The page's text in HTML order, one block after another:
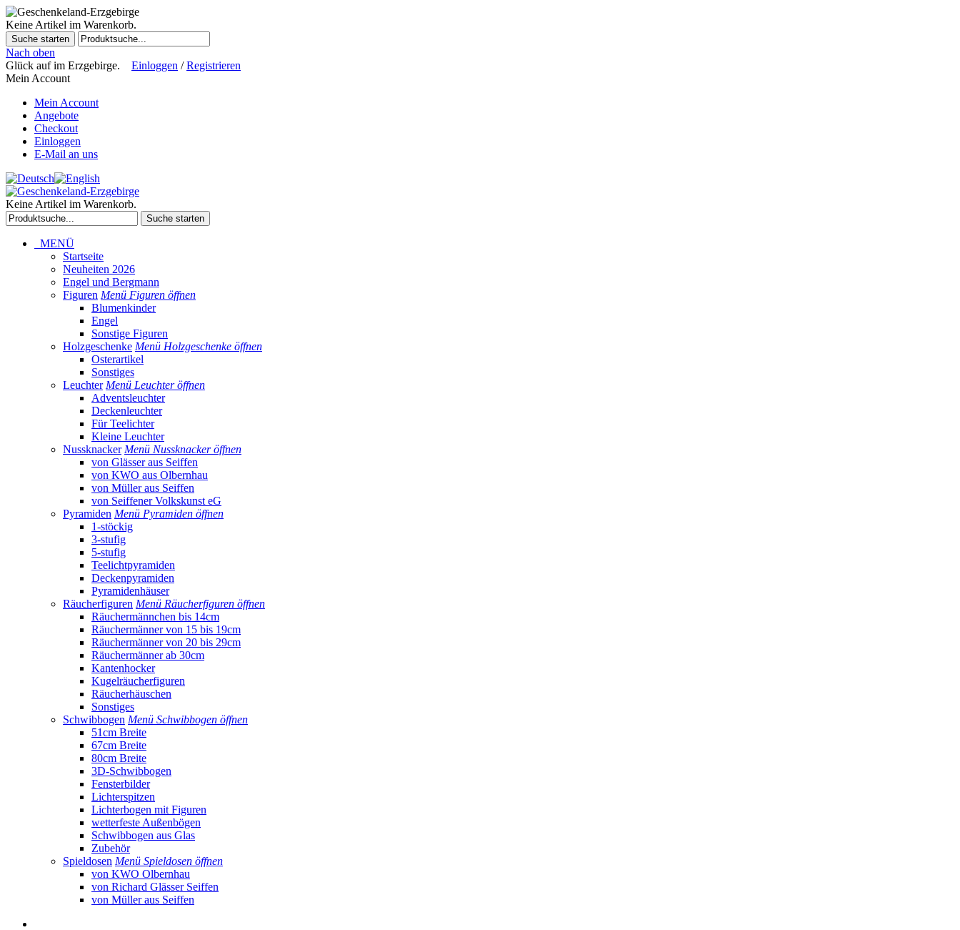
Keine Artikel im Warenkorb.
Suche starten
Nach oben
Glück auf im Erzgebirge.
Einloggen /Registrieren
Mein Account
Mein Account
Angebote
Checkout
Einloggen
E-Mail an uns
Keine Artikel im Warenkorb.
Suche starten
MENÜ
Startseite
Neuheiten 2026
Engel und Bergmann
Figuren Menü Figuren öffnen
Blumenkinder
Engel
Sonstige Figuren
Holzgeschenke Menü Holzgeschenke öffnen
Osterartikel
Sonstiges
Leuchter Menü Leuchter öffnen
Adventsleuchter
Deckenleuchter
Für Teelichter
Kleine Leuchter
Nussknacker Menü Nussknacker öffnen
von Glässer aus Seiffen
von KWO aus Olbernhau
von Müller aus Seiffen
von Seiffener Volkskunst eG
Pyramiden Menü Pyramiden öffnen
1-stöckig
3-stufig
5-stufig
Teelichtpyramiden
Deckenpyramiden
Pyramidenhäuser
Räucherfiguren Menü Räucherfiguren öffnen
Räuchermännchen bis 14cm
Räuchermänner von 15 bis 19cm
Räuchermänner von 20 bis 29cm
Räuchermänner ab 30cm
Kantenhocker
Kugelräucherfiguren
Räucherhäuschen
Sonstiges
Schwibbogen Menü Schwibbogen öffnen
51cm Breite
67cm Breite
80cm Breite
3D-Schwibbogen
Fensterbilder
Lichterspitzen
Lichterbogen mit Figuren
wetterfeste Außenbögen
Schwibbogen aus Glas
Zubehör
Spieldosen Menü Spieldosen öffnen
von KWO Olbernhau
von Richard Glässer Seiffen
von Müller aus Seiffen